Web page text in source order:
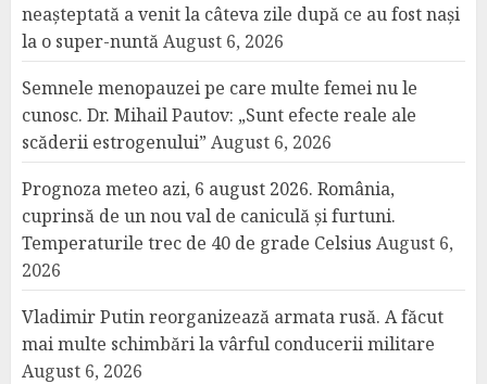
neașteptată a venit la câteva zile după ce au fost nași
la o super-nuntăAugust 6, 2026
Semnele menopauzei pe care multe femei nu le
cunosc. Dr. Mihail Pautov: „Sunt efecte reale ale
scăderii estrogenului” August 6, 2026
Prognoza meteo azi, 6 august 2026. România,
cuprinsă de un nou val de caniculă și furtuni.
Temperaturile trec de 40 de grade Celsius August 6,
2026
Vladimir Putin reorganizează armata rusă. A făcut
mai multe schimbări la vârful conducerii militare
August 6, 2026